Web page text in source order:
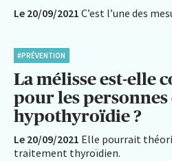
Le 20/09/2021 C’est l’une des
#PRÉVENTION
La mélisse est-elle
pour les personnes
hypothyroïdie ?
Le 20/09/2021 Elle pourrait
traitement thyroïdien.